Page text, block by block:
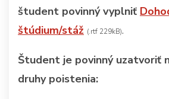
študent povinný vyplniť
štúdium/stáž (.rtf 229kB).
Študent je povinný uzatvoriť
druhy poistenia: